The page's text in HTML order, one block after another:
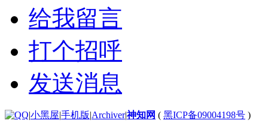
给我留言
打个招呼
发送消息
|小黑屋|手机版|Archiver|神知网 ( 黑ICP备09004198号 )